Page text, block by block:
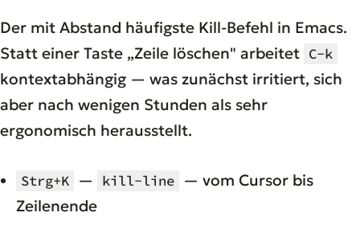
Der mit Abstand häufigste Kill-Befehl in Emacs.
Statt einer Taste „Zeile löschen" arbeitet C-k
kontextabhängig — was zunächst irritiert, sich
aber nach wenigen Stunden als sehr
ergonomisch herausstellt.
Strg+K — kill-line — vom Cursor bis
Zeilenende